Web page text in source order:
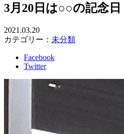
3月20日は○○の記念
2021.03.20
カテゴリー： 未分類
Facebook
Twitter